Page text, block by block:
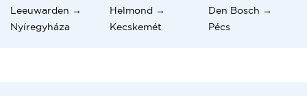
Leeuwarden →
Nyíregyháza
Helmond →
Kecskemét
Den Bosch →
Pécs